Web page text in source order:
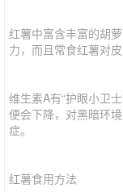
红薯中富含丰富的胡
力，而且常食红薯对皮
维生素A有“护眼小卫
便会下降，对黑暗环
症。
红薯食用方法